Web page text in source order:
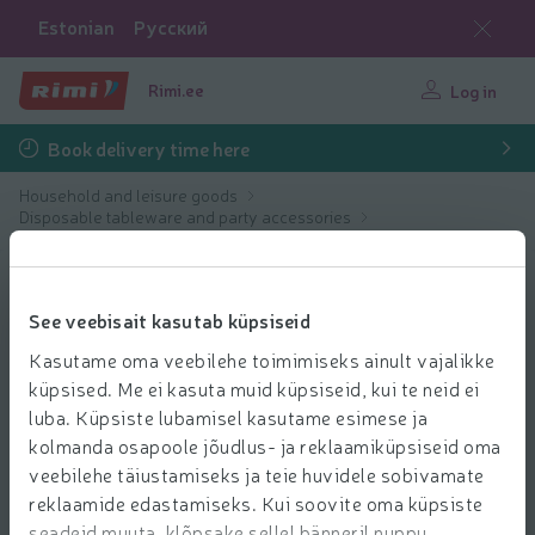
See veebisait kasutab küpsiseid
Kasutame oma veebilehe toimimiseks ainult vajalikke
küpsised. Me ei kasuta muid küpsiseid, kui te neid ei
luba. Küpsiste lubamisel kasutame esimese ja
kolmanda osapoole jõudlus- ja reklaamiküpsiseid oma
veebilehe täiustamiseks ja teie huvidele sobivamate
reklaamide edastamiseks. Kui soovite oma küpsiste
Estonian Русский
Rimi.ee Log in
Book delivery time here
Household and leisure goods
Disposable tableware and party accessories
Decorations, balloons